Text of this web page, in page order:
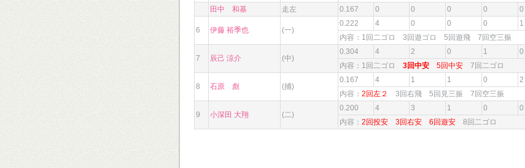
田中 和基
走左 0.167 0 0 0 0 0
6 伊藤 裕季也 (一)
0.222 4 0 0 0 1
内容：1回二ゴロ 3回遊ゴロ 5回遊飛 7回空三振
7 辰己 涼介 (中)
0.304 4 2 0 1 0
内容：1回二ゴロ 3回中安 5回中安 7回二ゴロ
8 石原 彪 (捕)
0.167 4 1 1 0 2
内容： 2回左２ 3回右飛 5回見三振 7回空三振
9 小深田 大翔 (二)
0.200 4 3 1 0 0
内容： 2回投安 3回右安 6回遊安 8回二ゴロ